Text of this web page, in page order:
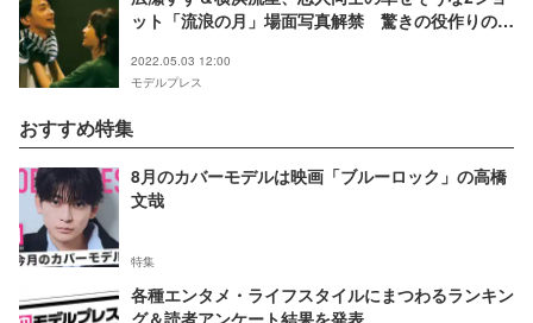
ット「流浪の月」場面写真解禁 驚きの役作りの裏
2022.05.03 12:00
モデルプレス
おすすめ特集
8月のカバーモデルは映画「ブルーロック」の高橋
文哉
特集
各種エンタメ・ライフスタイルにまつわるランキン